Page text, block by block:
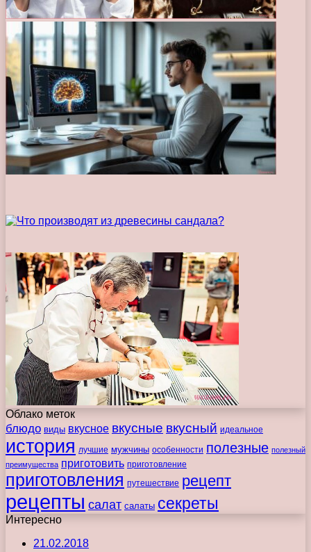
Облако меток
блюдо виды вкусное вкусные вкусный идеальное
история лучшие мужчины особенности полезные полезный
преимущества приготовить приготовление
приготовления путешествие рецепт
рецепты салат салаты секреты
Интересно
21.02.2018